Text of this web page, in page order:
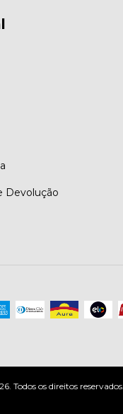
Devolução
Todos os direitos reservados.